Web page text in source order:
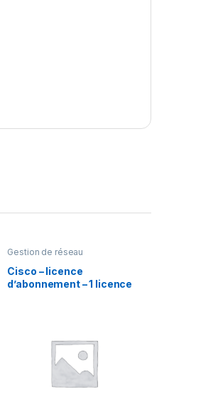
Gestion de réseau
Cisco – licence
d’abonnement – 1 licence